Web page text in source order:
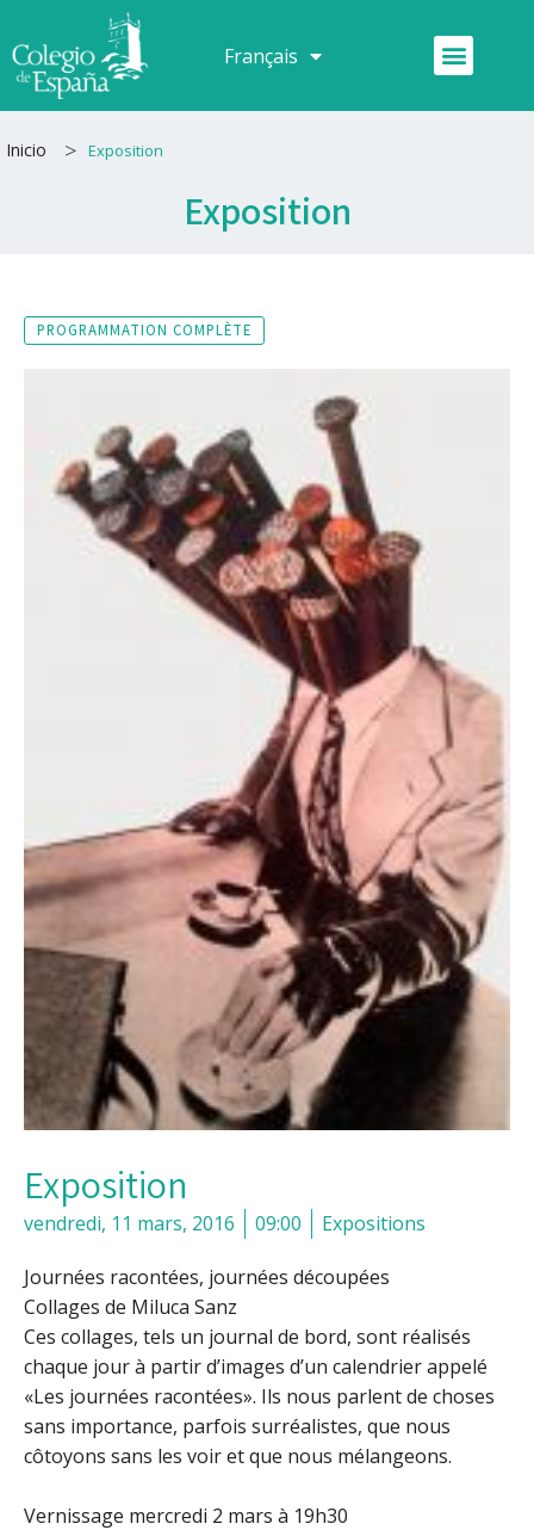
au
contenu
Français
Español Menu
Inicio > Exposition
Exposition
PROGRAMMATION COMPLÈTE
Exposition
vendredi, 11 mars, 2016 09:00 Expositions
Journées racontées, journées découpées
Collages de Miluca Sanz
Ces collages, tels un journal de bord, sont réalisés
chaque jour à partir d’images d’un calendrier appelé
«Les journées racontées». Ils nous parlent de choses
sans importance, parfois surréalistes, que nous
côtoyons sans les voir et que nous mélangeons.
Vernissage mercredi 2 mars à 19h30